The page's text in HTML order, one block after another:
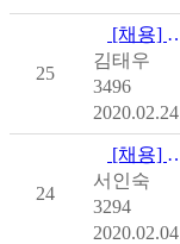
25
[채용] [마감]사)한국척수장애인협회 2020년 제1차 직원채…
김태우
3496
2020.02.24
24
[채용] [공고] 2020년 중증장애인 인턴제 모집
서인숙
3294
2020.02.04